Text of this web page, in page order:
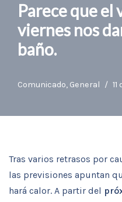
Parece que el
viernes nos
baño.
Comunicado, General
Tras varios retrasos por
las previsiones apuntan
hará calor. A partir del